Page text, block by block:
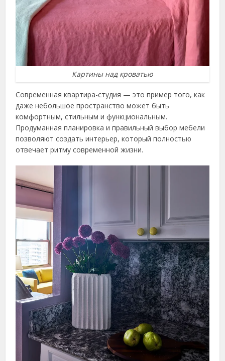
Картины над кроватью
Современная квартира-студия — это пример того, как
даже небольшое пространство может быть
комфортным, стильным и функциональным.
Продуманная планировка и правильный выбор мебели
позволяют создать интерьер, который полностью
отвечает ритму современной жизни.